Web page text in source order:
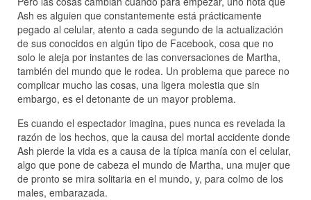
Ash es alguien que constantemente está prácticamente
pegado al celular, atento a cada segundo de la actualización
de sus conocidos en algún tipo de Facebook, cosa que no
solo le aleja por instantes de las conversaciones de Martha,
también del mundo que le rodea. Un problema que parece no
complicar mucho las cosas, una ligera molestia que sin
embargo, es el detonante de un mayor problema.
Es cuando el espectador imagina, pues nunca es revelada la
razón de los hechos, que la causa del mortal accidente donde
Ash pierde la vida es a causa de la típica manía con el celular,
algo que pone de cabeza el mundo de Martha, una mujer que
de pronto se mira solitaria en el mundo, y, para colmo de los
males, embarazada.